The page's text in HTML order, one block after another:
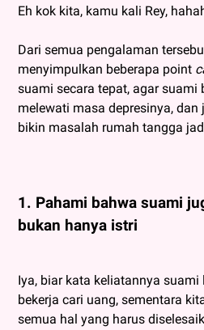
Eh kok kita, kamu kali Rey,
Dari semua pengalaman
menyimpulkan beberapa point
suami secara tepat, agar suami
melewati masa depresinya, dan
bikin masalah rumah tangga
1. Pahami bahwa suami
bukan hanya istri
Iya, biar kata keliatannya suami
bekerja cari uang, sementara
semua hal yang harus